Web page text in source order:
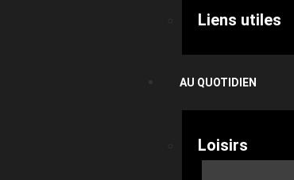
Liens utiles
AU QUOTIDIEN
Loisirs